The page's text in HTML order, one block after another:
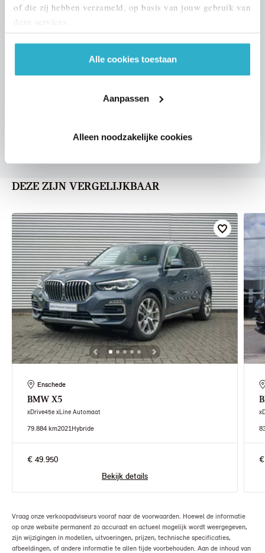
of die zij hebben verzameld, op basis van jouw gebruik van
deze services.
Alle cookies toestaan
Aanpassen
Alleen noodzakelijke cookies
VOORSTEL AANVRAGEN
DEZE ZIJN VERGELIJKBAAR
Enschede
BMW X5
xDrive45e xLine Automaat
79.884 km2021 Hybride
€ 49.950
Bekijk details
Vraag onze verkoopadviseurs vooraf naar de voorwaarden. Hoewel de informatie
op onze website permanent zo accuraat en actueel mogelijk wordt weergegeven,
zijn wijzigingen in modellen, uitvoeringen, prijzen, technische specificaties,
afbeeldingen, of andere informatie te allen tijde voorbehouden. Aan de inhoud van